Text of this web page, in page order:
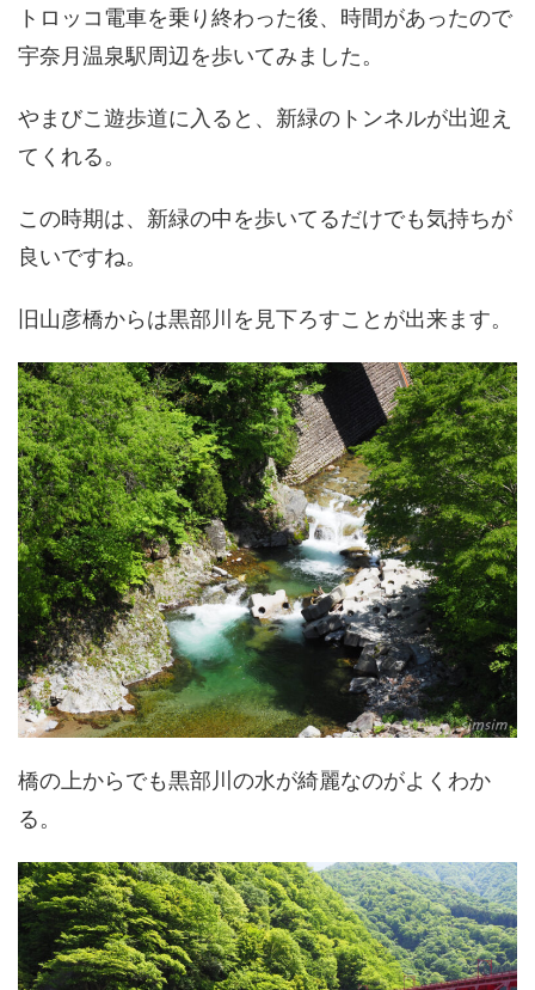
トロッコ電車を乗り終わった後、時間があったので
宇奈月温泉駅周辺を歩いてみました。
やまびこ遊歩道に入ると、新緑のトンネルが出迎え
てくれる。
この時期は、新緑の中を歩いてるだけでも気持ちが
良いですね。
旧山彦橋からは黒部川を見下ろすことが出来ます。
橋の上からでも黒部川の水が綺麗なのがよくわか
る。